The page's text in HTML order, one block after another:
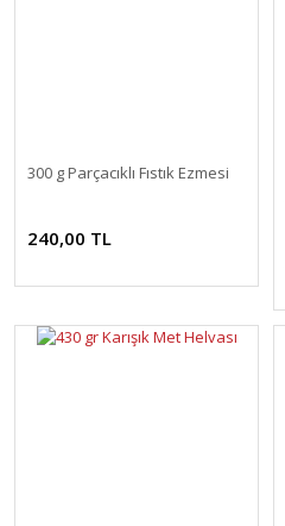
300 g Parçacıklı Fıstık Ezmesi
240,00 TL